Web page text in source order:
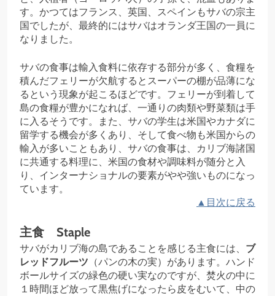
す。かつてはフランス、英国、スペインもサバの宗主
国でしたが、最終的にはサバはオランダ王国の一員に
なりました。
サバの食事は輸入食料に依存する部分が多く、食糧を
積んだフェリーが欠航するとスーパーの棚が品薄にな
るという現象が起こるほどです。フェリーが到着して
島の食糧が豊かになれば、一通りの肉類や野菜類は手
に入るそうです。また、サバの学生は米国やカナダに
留学する機会が多くあり、そして食べ物も米国からの
輸入が多いこともあり、サバの食事は、カリブ海諸国
に共通する料理に、米国の食材や調味料が随分と入
り、インターナショナルの要素がやや強いものになっ
ています。
▲目次に戻る
主食 Staple
サバがカリブ海の島であることを感じる主食には、 ブ
レッドフルーツ （パンの木の実）があります。ハンド
ボールサイズの緑色の硬い実なのですが、焚火の中に
１時間ほど放って黒焦げになったら皮をむいて、中の